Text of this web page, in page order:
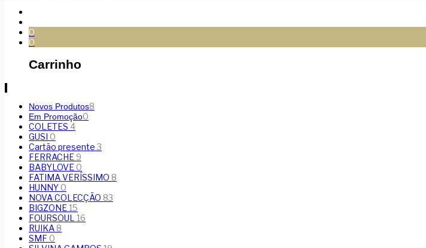
0
0
Carrinho
Novos Produtos8
Em Promoção0
COLETES 4
GUSI 0
Cartão presente3
FERRACHE 9
BABYLOVE 0
FATIMA VERÍSSIMO 8
HUNNY 0
NOVA COLECÇÃO 83
BIGZONE 15
FOURSOUL 16
RUIKA 8
SMF 0